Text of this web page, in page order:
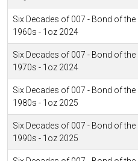
Six Decades of 007 - Bond of the
1960s - 1oz 2024
Six Decades of 007 - Bond of the
1970s - 1oz 2024
Six Decades of 007 - Bond of the
1980s - 1oz 2025
Six Decades of 007 - Bond of the
1990s - 1oz 2025